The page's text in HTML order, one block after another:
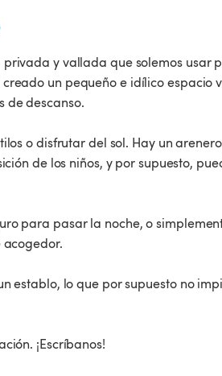
y vallada que solemos usar
un pequeño e idílico espacio
de descanso.
o disfrutar del sol. Hay un
de los niños, y por supuesto,
para pasar la noche, o
acogedor.
establo, lo que por supuesto no